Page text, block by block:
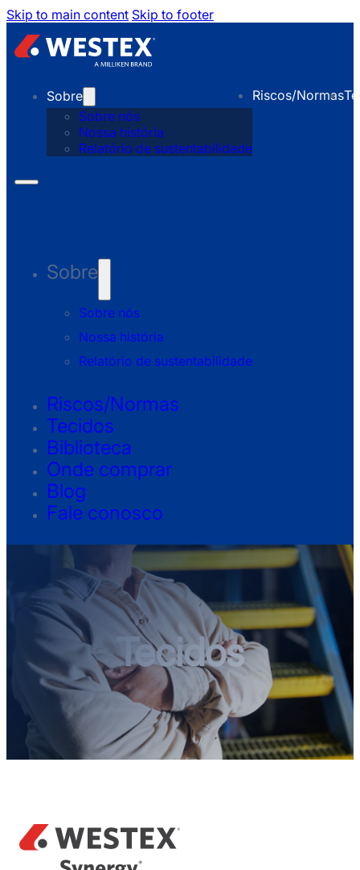
Skip to main content Skip to footer
Sobre
Sobre nós
Nossa história
Relatório de sustentabilidade
Riscos/Normas
Sobre
Sobre nós
Nossa história
Relatório de sustentabilidade
Riscos/Normas
Tecidos
Biblioteca
Onde comprar
Blog
Fale conosco
Tecidos